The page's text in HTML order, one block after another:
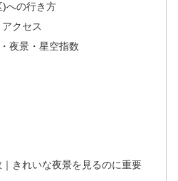
)への行き方
クセス
夜景・星空指数
きれいな夜景を見るのに重要